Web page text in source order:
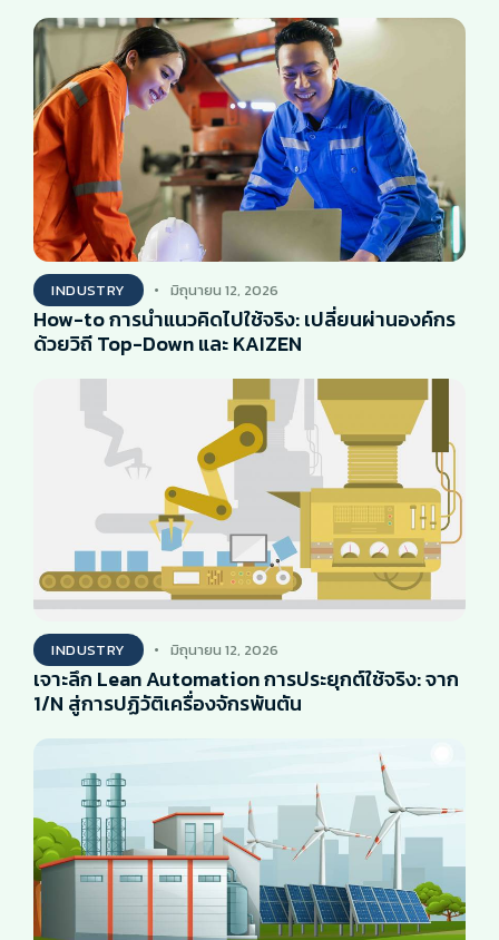
INDUSTRY มิถุนายน 12, 2026
How-to การนำแนวคิดไปใช้จริง: เปลี่ยนผ่านองค์กร
ด้วยวิถี Top-Down และ KAIZEN
INDUSTRY มิถุนายน 12, 2026
เจาะลึก Lean Automation การประยุกต์ใช้จริง: จาก
1/N สู่การปฏิวัติเครื่องจักรพันตัน